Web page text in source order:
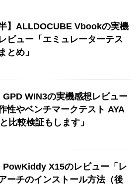
半】ALLDOCUBE Vbookの実機
ビュー「エミュレーターテス
とめ」
GPD WIN3の実機感想レビュー
作性やベンチマークテスト AYA
比較検証もします」
PowKiddy X15のレビュー「レ
ーチのインストール方法（後